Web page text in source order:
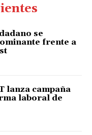
se
frente a
lanza campaña
laboral de